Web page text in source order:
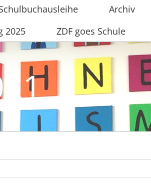
Archiv
2025 ZDF goes Schule